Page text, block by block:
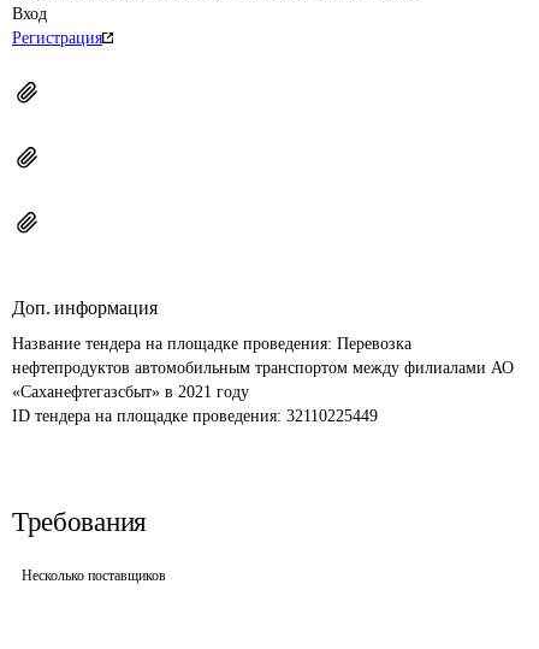
Вход
Регистрация
Доп. информация
Название тендера на площадке проведения: Перевозка
нефтепродуктов автомобильным транспортом между филиалами АО
«Саханефтегазсбыт» в 2021 году
ID тендера на площадке проведения: 32110225449
Требования
Несколько поставщиков